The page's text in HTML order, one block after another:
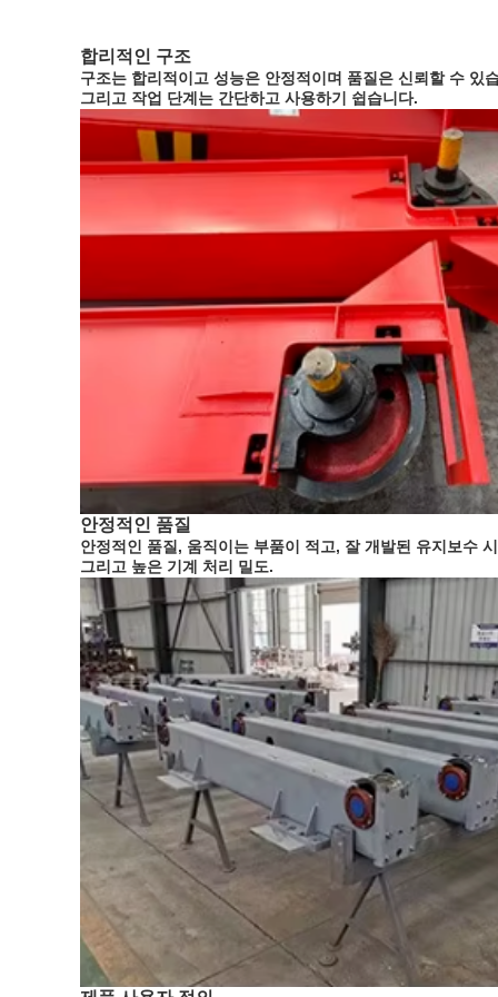
합리적인 구조
구조는 합리적이고 성능은 안정적이며 품질은 신뢰할 수 있
그리고 작업 단계는 간단하고 사용하기 쉽습니다.
안정적인 품질
안정적인 품질, 움직이는 부품이 적고, 잘 개발된 유지보수
그리고 높은 기계 처리 밀도.